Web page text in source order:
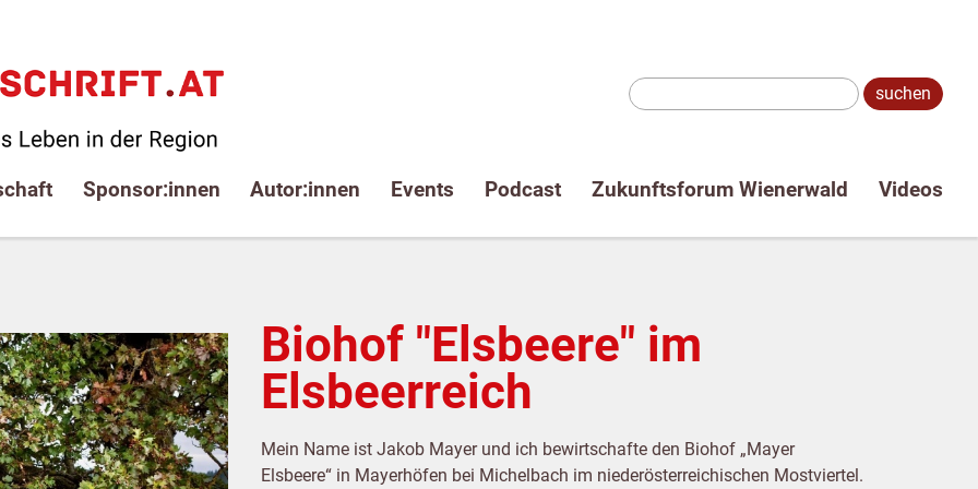
Suche:
Sponsor:innen Autor:innen Events Podcast Zukunftsforum Wienerwald Videos
Biohof "Elsbeere" im
Elsbeerreich
Mein Name ist Jakob Mayer und ich bewirtschafte den Biohof „Mayer
Elsbeere“ in Mayerhöfen bei Michelbach im niederösterreichischen Mostviertel.